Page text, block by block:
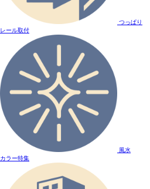
つっぱり
レール取付
風水
カラー特集